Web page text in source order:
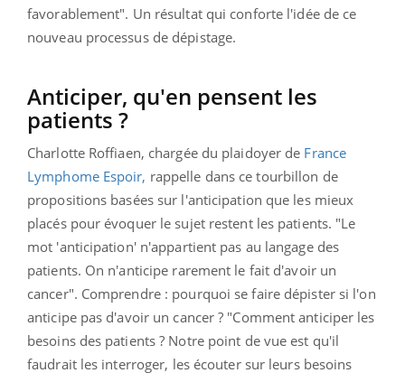
favorablement". Un résultat qui conforte l'idée de ce
nouveau processus de dépistage.
Anticiper, qu'en pensent les
patients ?
Charlotte Roffiaen, chargée du plaidoyer de France
Lymphome Espoir, rappelle dans ce tourbillon de
propositions basées sur l'anticipation que les mieux
placés pour évoquer le sujet restent les patients. "Le
mot 'anticipation' n'appartient pas au langage des
patients. On n'anticipe rarement le fait d'avoir un
cancer". Comprendre : pourquoi se faire dépister si l'on
anticipe pas d'avoir un cancer ? "Comment anticiper les
besoins des patients ? Notre point de vue est qu'il
faudrait les interroger, les écouter sur leurs besoins